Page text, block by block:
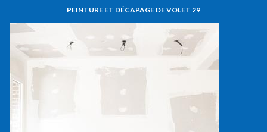
PEINTURE ET DÉCAPAGE DE VOLET 29